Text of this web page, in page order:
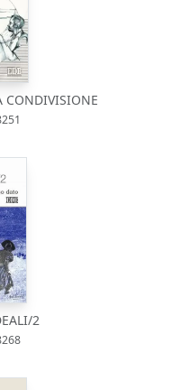
CONDIVISIONE
2